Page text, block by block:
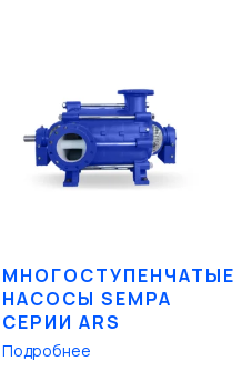
МНОГОСТУПЕНЧАТЫЕ
НАСОСЫ SEMPA
СЕРИИ ARS
Подробнее